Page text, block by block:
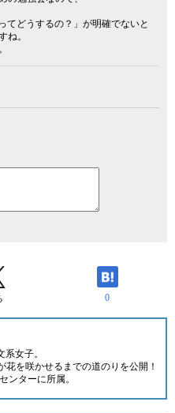
てどうするの？」が明確でないと
ね。
0
女子。
花を咲かせるまでの道のりを公開！
ンターに所属。